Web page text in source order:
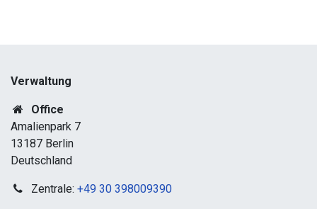
Verwaltung
Office
Amalienpark 7
13187 Berlin
Deutschland
Zentrale: +49 30 398009390